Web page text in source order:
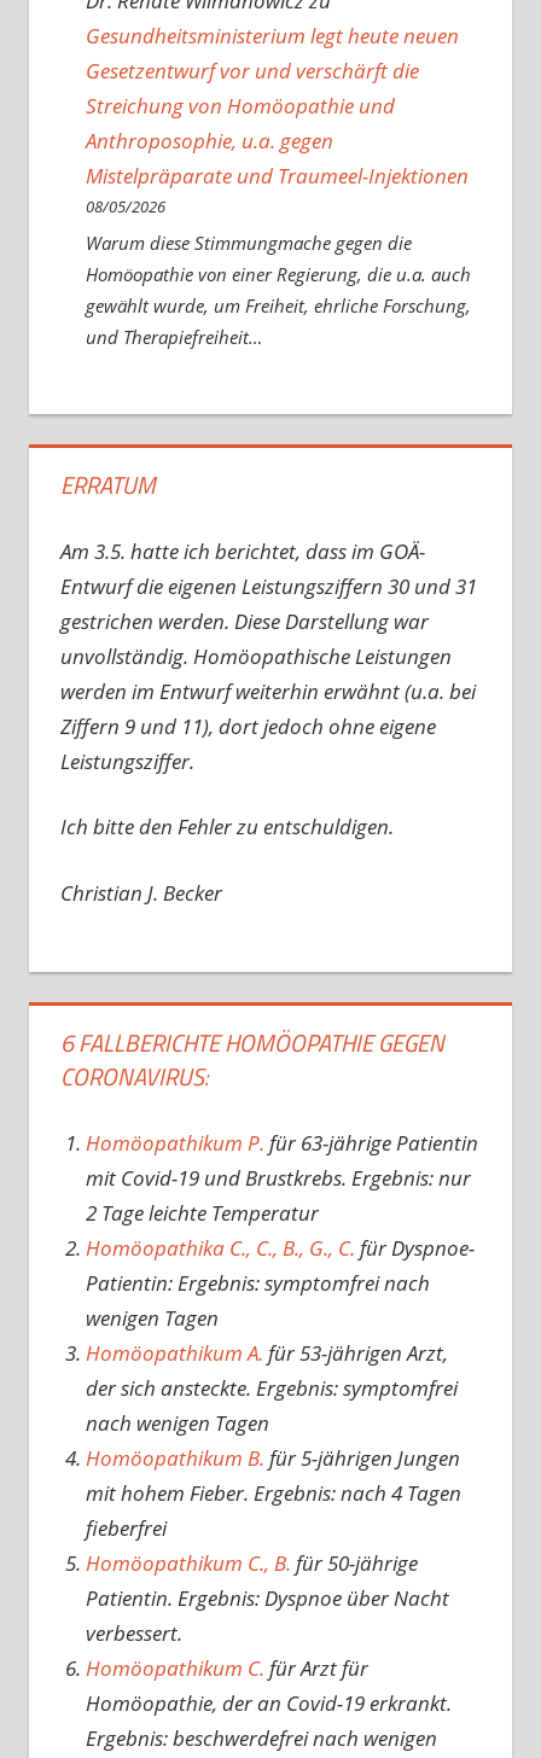
Gesundheitsministerium legt heute neuen
Gesetzentwurf vor und verschärft die
Streichung von Homöopathie und
Anthroposophie, u.a. gegen
Mistelpräparate und Traumeel-Injektionen
08/05/2026
Warum diese Stimmungmache gegen die
Homöopathie von einer Regierung, die u.a. auch
gewählt wurde, um Freiheit, ehrliche Forschung,
und Therapiefreiheit…
ERRATUM
Am 3.5. hatte ich berichtet, dass im GOÄ-
Entwurf die eigenen Leistungsziffern 30 und 31
gestrichen werden. Diese Darstellung war
unvollständig. Homöopathische Leistungen
werden im Entwurf weiterhin erwähnt (u.a. bei
Ziffern 9 und 11), dort jedoch ohne eigene
Leistungsziffer.
Ich bitte den Fehler zu entschuldigen.
Christian J. Becker
6 FALLBERICHTE HOMÖOPATHIE GEGEN
CORONAVIRUS:
Homöopathikum P. für 63-jährige Patientin
mit Covid-19 und Brustkrebs. Ergebnis: nur
2 Tage leichte Temperatur
Homöopathika C., C., B., G., C. für Dyspnoe-
Patientin: Ergebnis: symptomfrei nach
wenigen Tagen
Homöopathikum A. für 53-jährigen Arzt,
der sich ansteckte. Ergebnis: symptomfrei
nach wenigen Tagen
Homöopathikum B. für 5-jährigen Jungen
mit hohem Fieber. Ergebnis: nach 4 Tagen
fieberfrei
Homöopathikum C., B. für 50-jährige
Patientin. Ergebnis: Dyspnoe über Nacht
verbessert.
Homöopathikum C. für Arzt für
Homöopathie, der an Covid-19 erkrankt.
Ergebnis: beschwerdefrei nach wenigen